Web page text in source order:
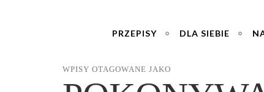
PRZEPISY DLA SIEBIE
WPISY OTAGOWANE JAKO